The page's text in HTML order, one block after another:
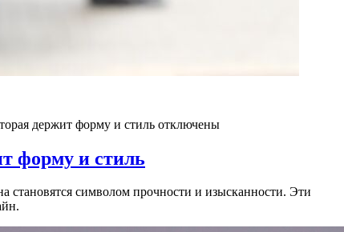
держит форму и стиль отключены
форму и стиль
становятся символом прочности и изысканности. Эти